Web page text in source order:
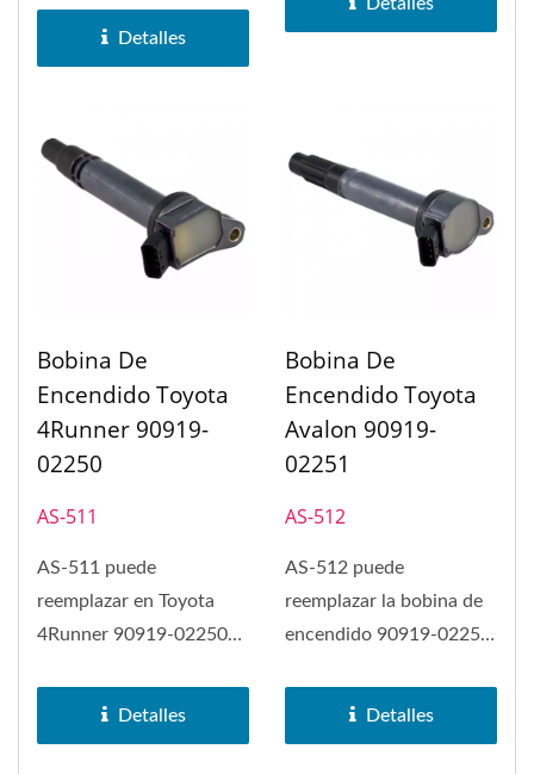
Toyota Camry,...
Detalles
Detalles
Bobina De
Encendido Toyota
4Runner 90919-
02250
AS-511
AS-511 puede
reemplazar en Toyota
4Runner 90919-02250
Lexus ES300h, Lexus...
Detalles
Bobina De
Encendido Toyota
Avalon 90919-
02251
AS-512
AS-512 puede
reemplazar la bobina de
encendido 90919-02251
Camry,...
Detalles